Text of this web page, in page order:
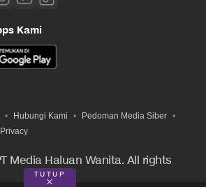
Kami
Hubungi Kami
Pedoman Media Siber
Media Haluan Wanita. All rights
TUTUP